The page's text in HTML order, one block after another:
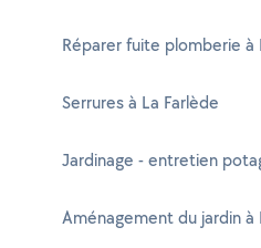
Réparer fuite plomberie à
Serrures à La Farlède
Jardinage - entretien
Aménagement du jardin à